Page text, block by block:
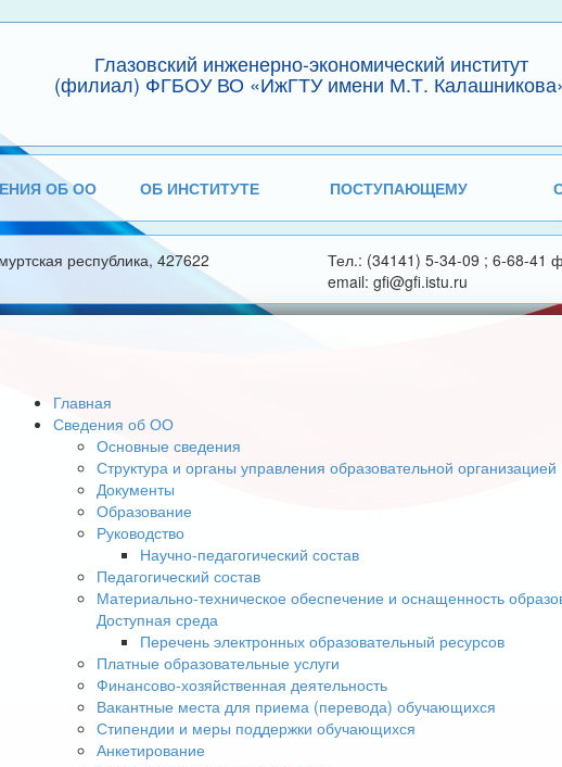
Глазовский инженерно-экономический институт
(филиал) ФГБОУ ВО «ИжГТУ имени М.Т.
ОБ ОО ОБ ИНСТИТУТЕ ПОСТУПАЮЩЕМУ
республика, 427622
Тел.: (34141) 5-34-09 ; 6-68-41
email: gfi@gfi.istu.ru
Главная
Сведения об ОО
Основные сведения
Структура и органы управления образовательной организацией
Документы
Образование
Руководство
Научно-педагогический состав
Педагогический состав
Материально-техническое обеспечение и оснащенность
Доступная среда
Перечень электронных образовательный ресурсов
Платные образовательные услуги
Финансово-хозяйственная деятельность
Вакантные места для приема (перевода) обучающихся
Стипендии и меры поддержки обучающихся
Анкетирование